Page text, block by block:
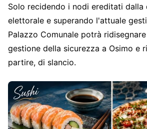
Solo recidendo i nodi ereditati dalla
elettorale e superando l'attuale
Palazzo Comunale potrà
gestione della sicurezza a Osimo e
partire, di slancio.